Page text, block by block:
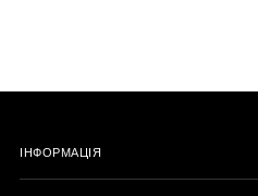
ІНФОРМАЦІЯ